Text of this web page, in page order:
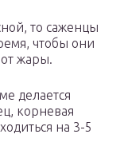
то саженцы
чтобы они
жары.
делается
корневая
на 3-5